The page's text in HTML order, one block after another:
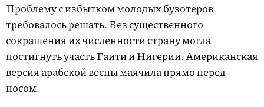
Проблему с избытком молодых бузотеров
требовалось решать. Без существенного
сокращения их численности страну могла
постигнуть участь Гаити и Нигерии. Американская
версия арабской весны маячила прямо перед
носом.